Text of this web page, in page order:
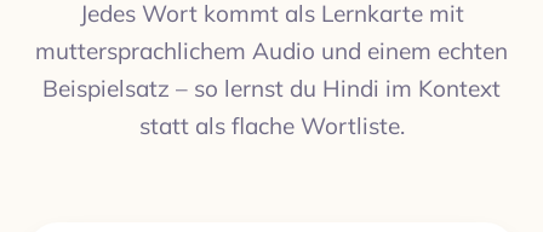
Jedes Wort kommt als Lernkarte mit
muttersprachlichem Audio und einem echten
Beispielsatz – so lernst du Hindi im Kontext
statt als flache Wortliste.